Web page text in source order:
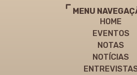
MENU
HOME
EVENTOS
NOTAS
NOTÍCIAS